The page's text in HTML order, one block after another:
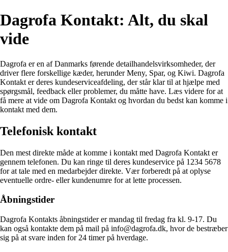
Dagrofa Kontakt: Alt, du skal
vide
Dagrofa er en af Danmarks førende detailhandelsvirksomheder, der
driver flere forskellige kæder, herunder Meny, Spar, og Kiwi. Dagrofa
Kontakt er deres kundeserviceafdeling, der står klar til at hjælpe med
spørgsmål, feedback eller problemer, du måtte have. Læs videre for at
få mere at vide om Dagrofa Kontakt og hvordan du bedst kan komme i
kontakt med dem.
Telefonisk kontakt
Den mest direkte måde at komme i kontakt med Dagrofa Kontakt er
gennem telefonen. Du kan ringe til deres kundeservice på 1234 5678
for at tale med en medarbejder direkte. Vær forberedt på at oplyse
eventuelle ordre- eller kundenumre for at lette processen.
Åbningstider
Dagrofa Kontakts åbningstider er mandag til fredag fra kl. 9-17. Du
kan også kontakte dem på mail på info@dagrofa.dk, hvor de bestræber
sig på at svare inden for 24 timer på hverdage.